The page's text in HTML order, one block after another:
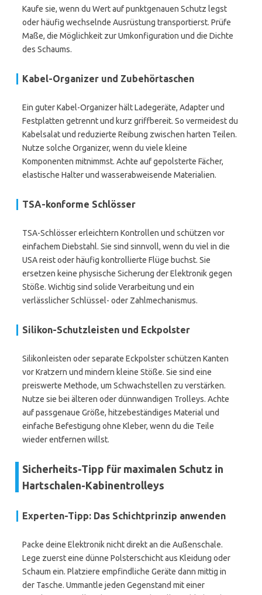
Kaufe sie, wenn du Wert auf punktgenauen Schutz legst
oder häufig wechselnde Ausrüstung transportierst. Prüfe
Maße, die Möglichkeit zur Umkonfiguration und die Dichte
des Schaums.
Kabel-Organizer und Zubehörtaschen
Ein guter Kabel-Organizer hält Ladegeräte, Adapter und
Festplatten getrennt und kurz griffbereit. So vermeidest du
Kabelsalat und reduzierte Reibung zwischen harten Teilen.
Nutze solche Organizer, wenn du viele kleine
Komponenten mitnimmst. Achte auf gepolsterte Fächer,
elastische Halter und wasserabweisende Materialien.
TSA-konforme Schlösser
TSA-Schlösser erleichtern Kontrollen und schützen vor
einfachem Diebstahl. Sie sind sinnvoll, wenn du viel in die
USA reist oder häufig kontrollierte Flüge buchst. Sie
ersetzen keine physische Sicherung der Elektronik gegen
Stöße. Wichtig sind solide Verarbeitung und ein
verlässlicher Schlüssel- oder Zahlmechanismus.
Silikon-Schutzleisten und Eckpolster
Silikonleisten oder separate Eckpolster schützen Kanten
vor Kratzern und mindern kleine Stöße. Sie sind eine
preiswerte Methode, um Schwachstellen zu verstärken.
Nutze sie bei älteren oder dünnwandigen Trolleys. Achte
auf passgenaue Größe, hitzebeständiges Material und
einfache Befestigung ohne Kleber, wenn du die Teile
wieder entfernen willst.
Sicherheits-Tipp für maximalen Schutz in
Hartschalen-Kabinentrolleys
Experten-Tipp: Das Schichtprinzip anwenden
Packe deine Elektronik nicht direkt an die Außenschale.
Lege zuerst eine dünne Polsterschicht aus Kleidung oder
Schaum ein. Platziere empfindliche Geräte dann mittig in
der Tasche. Ummantle jeden Gegenstand mit einer